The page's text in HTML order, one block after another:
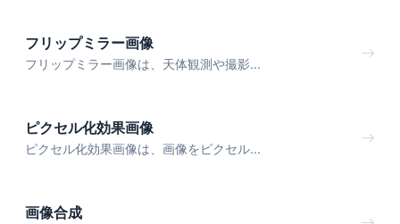
フリップミラー画像
フリップミラー画像は、天体観測や撮影...
ピクセル化効果画像
ピクセル化効果画像は、画像をピクセル...
画像合成